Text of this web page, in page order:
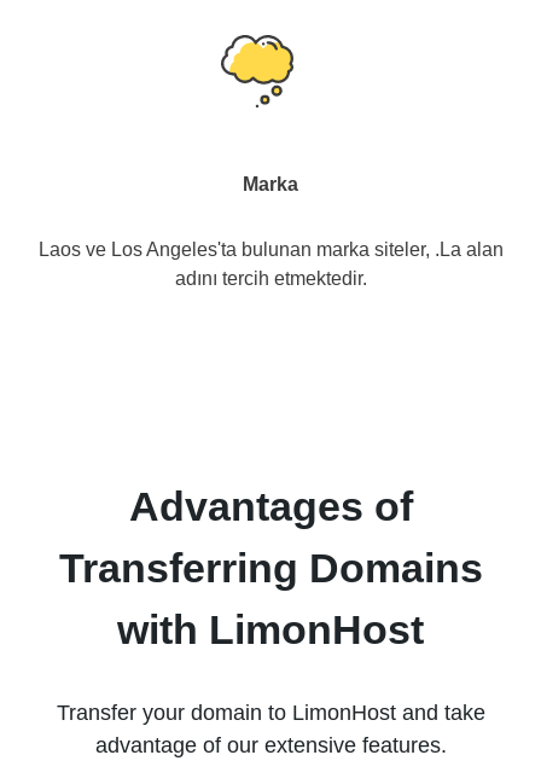
Marka
Laos ve Los Angeles'ta bulunan marka siteler, .La alan
adını tercih etmektedir.
Advantages of
Transferring Domains
with LimonHost
Transfer your domain to LimonHost and take
advantage of our extensive features.